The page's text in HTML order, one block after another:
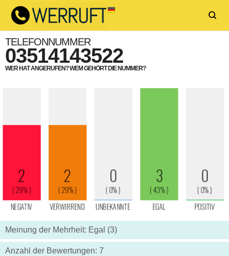
TELEFONNUMMER
03514143522
WER HAT ANGERUFEN? WEM GEHÖRT DIE NUMMER?
Meinung der Mehrheit: Egal (3)
Anzahl der Bewertungen: 7